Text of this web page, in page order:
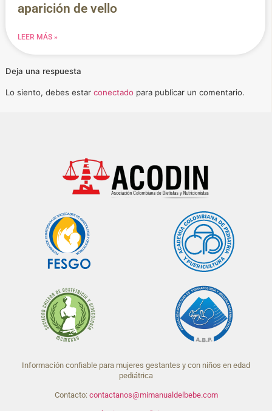
aparición de vello
LEER MÁS »
Deja una respuesta
Lo siento, debes estar conectado para publicar un comentario.
Información confiable para mujeres gestantes y con niños en edad
pediátrica
Contacto: contactanos@mimanualdelbebe.com